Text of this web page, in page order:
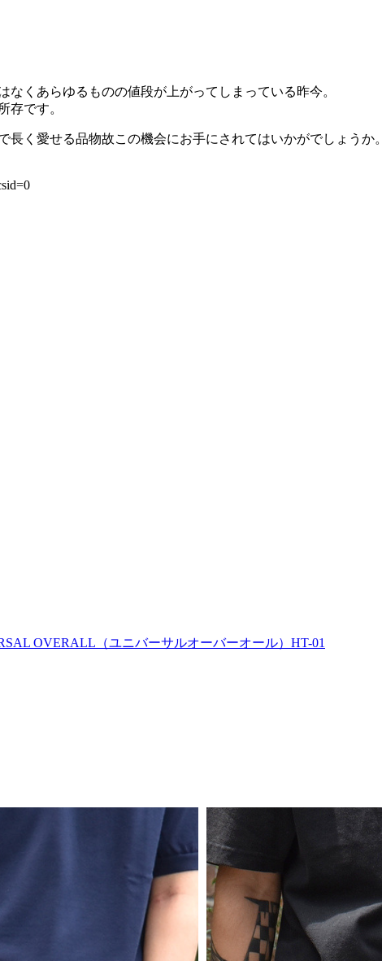
くあらゆるものの値段が上がってしまっている昨今。
存です。
く愛せる品物故この機会にお手にされてはいかがでしょうか。
OVERALL（ユニバーサルオーバーオール）HT-01